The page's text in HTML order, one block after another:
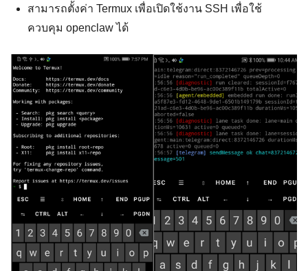
Search
สามารถตั้งค่า Termux เพื่อเปิดใช้งาน SSH เพื่อใช้
ควบคุม openclaw ได้